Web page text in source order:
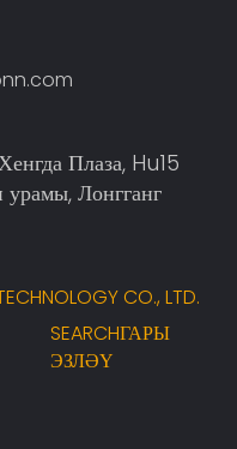
Плаза, Hu15
Лонгганг
CO., LTD.
SEARCHГАРЫ
ЭЗЛӘҮ